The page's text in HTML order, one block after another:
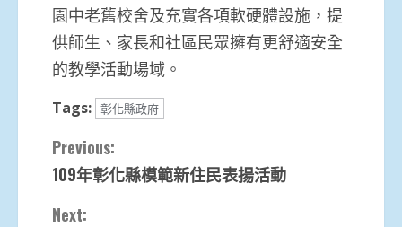
園中老舊校舍及充實各項軟硬體設施，提
供師生、家長和社區民眾擁有更舒適安全
的教學活動場域。
Tags: 彰化縣政府
Continue
Reading
Previous:
109年彰化縣模範新住民表揚活動
Next: